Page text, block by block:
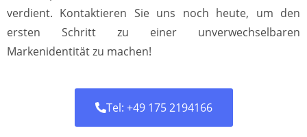
verdient. Kontaktieren Sie uns noch heute, um den
ersten Schritt zu einer unverwechselbaren
Markenidentität zu machen!
Tel: +49 175 2194166